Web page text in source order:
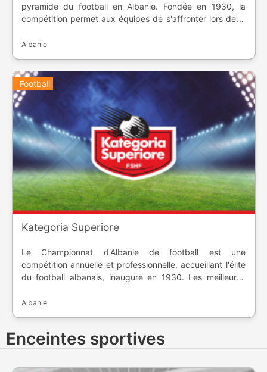
pyramide du football en Albanie. Fondée en 1930, la
compétition permet aux équipes de s'affronter lors de la
Albanie
Football
Kategoria Superiore
Le Championnat d'Albanie de football est une
compétition annuelle et professionnelle, accueillant l'élite
du football albanais, inauguré en 1930. Les meilleures
places européennes, alors que les dernières descendent
Albanie
Enceintes sportives